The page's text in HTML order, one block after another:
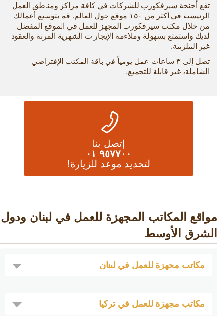
تقع أجنحة سيرفكورب للشركات في كافة مراكز ومناطق العمل
الرئيسية في أكثر من ١٥٠ موقع حول العالم. قم بتوسيع أعمالك
من خلال مكتب سيرفكورب المجهز للعمل في الموقع المفضل
لديك واستمتع بسهولة وملاءمة الإيجارات الشهرية المرنة والعقود
غير الملزمة.
تصل إلى ٣ ساعات عمل يومياً في باقة المكتب الإفتراضي
الشاملة، غير قابلة للتجميع.
إتصل بنا
٩٥٧٧٠٠ ٠١
لتحديد موعد للزيارة!
مواقع المكاتب المجهزة للعمل في لبنان ودول
الشرق الأوسط
مكاتب مجهزة للعمل في لبنان
مكاتب مجهزة للعمل في تركيا